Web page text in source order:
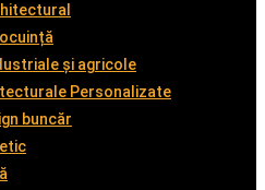
și agricole
Personalizate
buncăr